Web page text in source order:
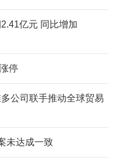
亿元 同比增加
停
公司联手推动全球贸易
未达成一致